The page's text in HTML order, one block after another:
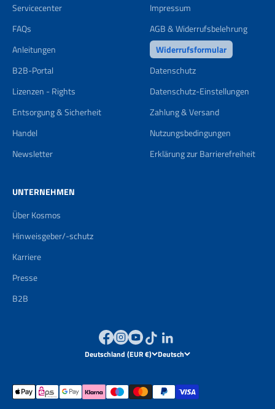
Servicecenter
FAQs
Anleitungen
B2B-Portal
Lizenzen - Rights
Entsorgung & Sicherheit
Handel
Newsletter
Impressum
AGB & Widerrufsbelehrung
Widerrufsformular
Datenschutz
Datenschutz-Einstellungen
Zahlung & Versand
Nutzungsbedingungen
Erklärung zur Barrierefreiheit
UNTERNEHMEN
Über Kosmos
Hinweisgeber/-schutz
Karriere
Presse
B2B
Deutschland (EUR €) Deutsch